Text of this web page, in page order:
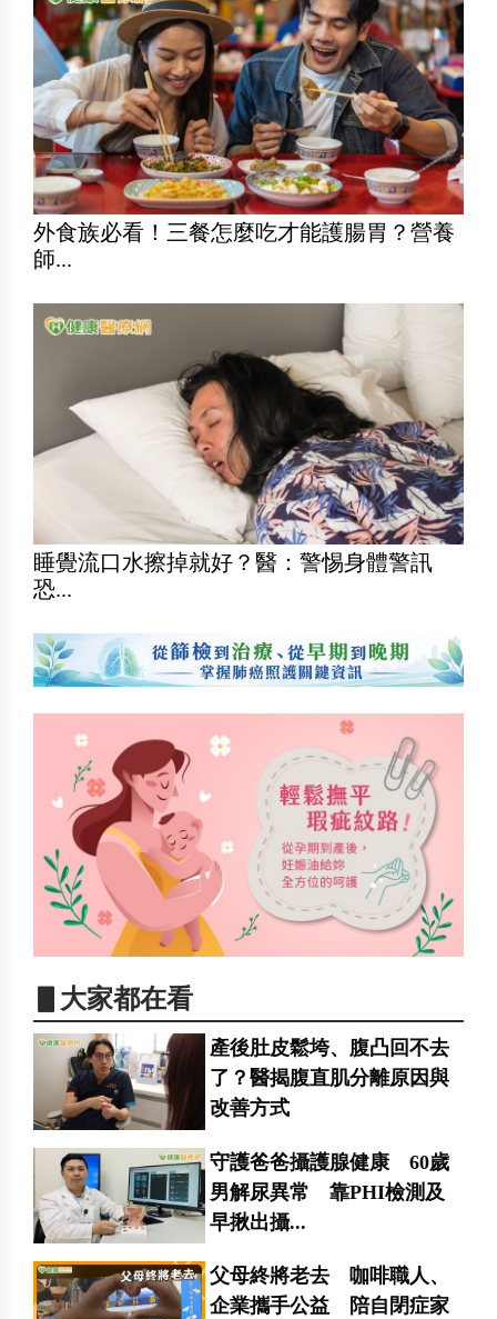
外食族必看！三餐怎麼吃才能護腸胃？營養
師...
睡覺流口水擦掉就好？醫：警惕身體警訊
恐...
▋大家都在看
產後肚皮鬆垮、腹凸回不去
了？醫揭腹直肌分離原因與
改善方式
守護爸爸攝護腺健康 60歲
男解尿異常 靠PHI檢測及
早揪出攝...
父母終將老去 咖啡職人、
企業攜手公益 陪自閉症家